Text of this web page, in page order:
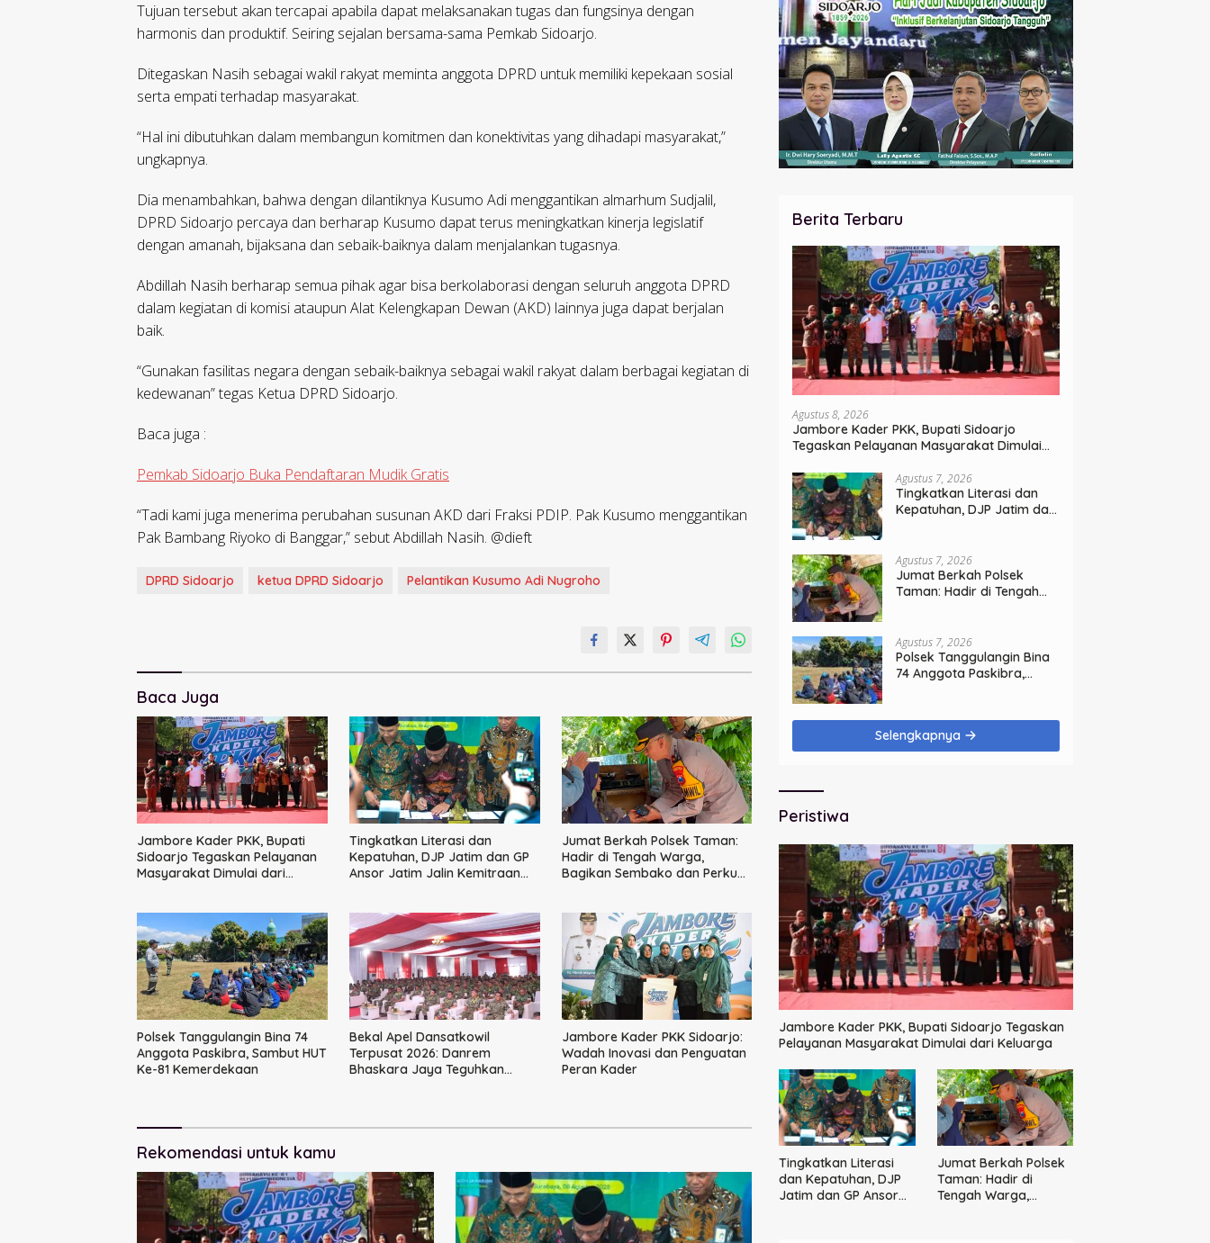
Tujuan tersebut akan tercapai apabila dapat melaksanakan tugas dan fungsinya dengan
harmonis dan produktif. Seiring sejalan bersama-sama Pemkab Sidoarjo.
Ditegaskan Nasih sebagai wakil rakyat meminta anggota DPRD untuk memiliki kepekaan sosial
serta empati terhadap masyarakat.
“Hal ini dibutuhkan dalam membangun komitmen dan konektivitas yang dihadapi masyarakat,”
ungkapnya.
Dia menambahkan, bahwa dengan dilantiknya Kusumo Adi menggantikan almarhum Sudjalil,
DPRD Sidoarjo percaya dan berharap Kusumo dapat terus meningkatkan kinerja legislatif
dengan amanah, bijaksana dan sebaik-baiknya dalam menjalankan tugasnya.
Abdillah Nasih berharap semua pihak agar bisa berkolaborasi dengan seluruh anggota DPRD
dalam kegiatan di komisi ataupun Alat Kelengkapan Dewan (AKD) lainnya juga dapat berjalan
baik.
“Gunakan fasilitas negara dengan sebaik-baiknya sebagai wakil rakyat dalam berbagai kegiatan di
kedewanan” tegas Ketua DPRD Sidoarjo.
Baca juga :
Pemkab Sidoarjo Buka Pendaftaran Mudik Gratis
“Tadi kami juga menerima perubahan susunan AKD dari Fraksi PDIP. Pak Kusumo menggantikan
Pak Bambang Riyoko di Banggar,” sebut Abdillah Nasih. @dieft
DPRD Sidoarjo ketua DPRD Sidoarjo Pelantikan Kusumo Adi Nugroho
Baca Juga
Jambore Kader PKK, Bupati
Sidoarjo Tegaskan Pelayanan
Masyarakat Dimulai dari
Tingkatkan Literasi dan
Kepatuhan, DJP Jatim dan GP
Ansor Jatim Jalin Kemitraan
Jumat Berkah Polsek Taman:
Hadir di Tengah Warga,
Bagikan Sembako dan Perkuat
Polsek Tanggulangin Bina 74
Anggota Paskibra, Sambut HUT
Ke-81 Kemerdekaan
Bekal Apel Dansatkowil
Terpusat 2026: Danrem
Bhaskara Jaya Teguhkan
Jambore Kader PKK Sidoarjo:
Wadah Inovasi dan Penguatan
Peran Kader
Rekomendasi untuk kamu
Berita Terbaru
Agustus 8, 2026
Jambore Kader PKK, Bupati Sidoarjo
Tegaskan Pelayanan Masyarakat Dimulai
Agustus 7, 2026
Tingkatkan Literasi dan
Kepatuhan, DJP Jatim dan
Perpajakan
Agustus 7, 2026
Jumat Berkah Polsek
Taman: Hadir di Tengah
Kamtibmas
Agustus 7, 2026
Polsek Tanggulangin Bina
74 Anggota Paskibra,
Selengkapnya
Peristiwa
Jambore Kader PKK, Bupati Sidoarjo Tegaskan
Pelayanan Masyarakat Dimulai dari Keluarga
Tingkatkan Literasi
dan Kepatuhan, DJP
Jatim dan GP Ansor
Jumat Berkah Polsek
Taman: Hadir di
Tengah Warga,